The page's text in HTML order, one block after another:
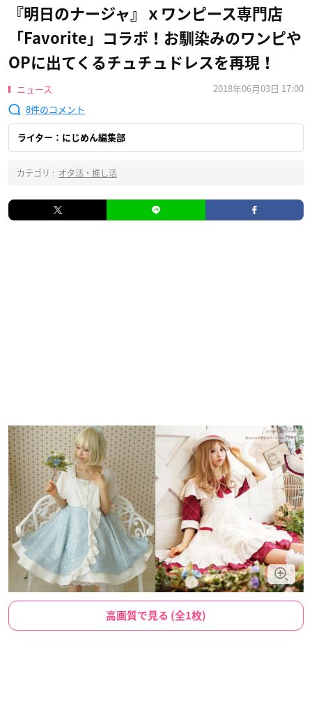
『明日のナージャ』ｘワンピース専門店
「Favorite」コラボ！お馴染みのワンピや
OPに出てくるチュチュドレスを再現！
ニュース
2018年06月03日 17:00
8
ライター：にじめん編集部
カテゴリ : オタ活・推し活
高画質で見る (全1枚)